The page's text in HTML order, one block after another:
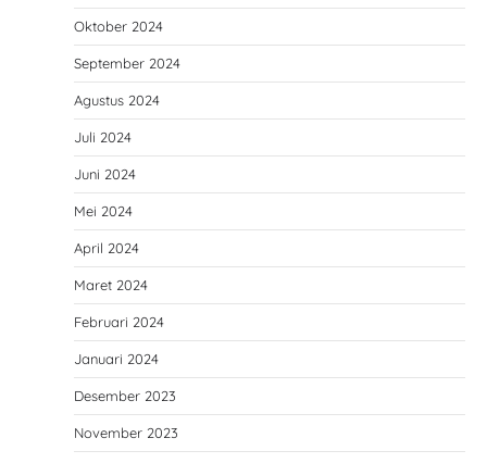
Oktober 2024
September 2024
Agustus 2024
Juli 2024
Juni 2024
Mei 2024
April 2024
Maret 2024
Februari 2024
Januari 2024
Desember 2023
November 2023